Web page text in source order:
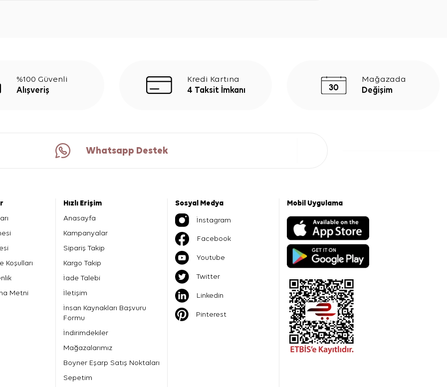
%100 Güvenli
Alışveriş
Kredi Kartına
4 Taksit İmkanı
Mağazada
Değişim
Whatsapp Destek
Koşulları
Metni
Hızlı Erişim
Anasayfa
Kampanyalar
Sipariş Takip
Kargo Takip
İade Talebi
İletişim
İnsan Kaynakları Başvuru
Formu
İndirimdekiler
Mağazalarımız
Boyner Eşarp Satış Noktaları
Sepetim
Sosyal Medya
İnstagram
Facebook
Youtube
Twitter
Linkedin
Pinterest
Mobil Uygulama